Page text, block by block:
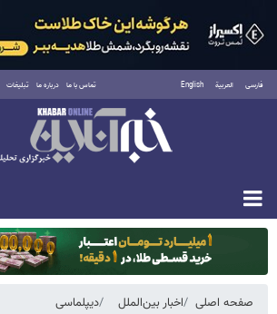
فارسی العربية English تماس با ما درباره ما تبلیغات
یکشنبه ۱۸ مرداد ۱۴۰۵
صفحه اصلی اخبار بین‌الملل دیپلماسی